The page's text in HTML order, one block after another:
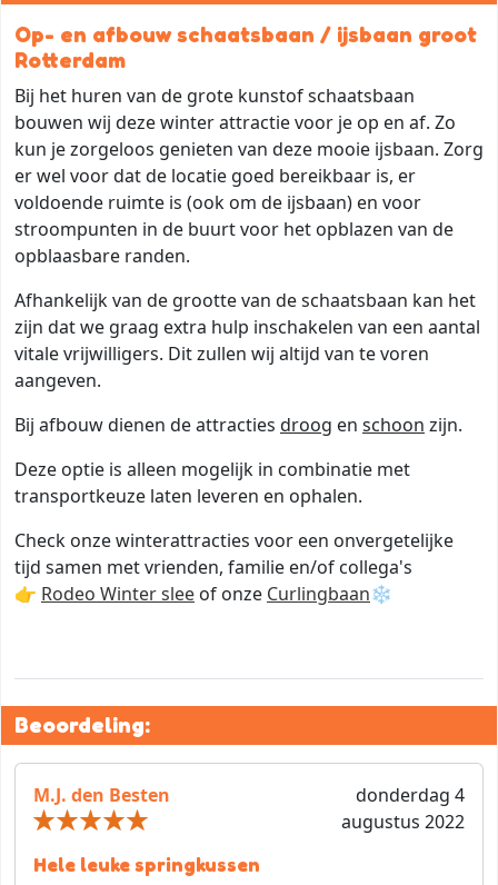
Op- en afbouw schaatsbaan / ijsbaan groot
Rotterdam
Bij het huren van de grote kunstof schaatsbaan
bouwen wij deze winter attractie voor je op en af. Zo
kun je zorgeloos genieten van deze mooie ijsbaan. Zorg
er wel voor dat de locatie goed bereikbaar is, er
voldoende ruimte is (ook om de ijsbaan) en voor
stroompunten in de buurt voor het opblazen van de
opblaasbare randen.
Afhankelijk van de grootte van de schaatsbaan kan het
zijn dat we graag extra hulp inschakelen van een aantal
vitale vrijwilligers. Dit zullen wij altijd van te voren
aangeven.
Bij afbouw dienen de attracties droog en schoon zijn.
Deze optie is alleen mogelijk in combinatie met
transportkeuze laten leveren en ophalen.
Check onze winterattracties voor een onvergetelijke
tijd samen met vrienden, familie en/of collega's
👉 Rodeo Winter slee of onze Curlingbaan❄️
Beoordeling:
M.J. den Besten
donderdag 4
augustus 2022
Hele leuke springkussen